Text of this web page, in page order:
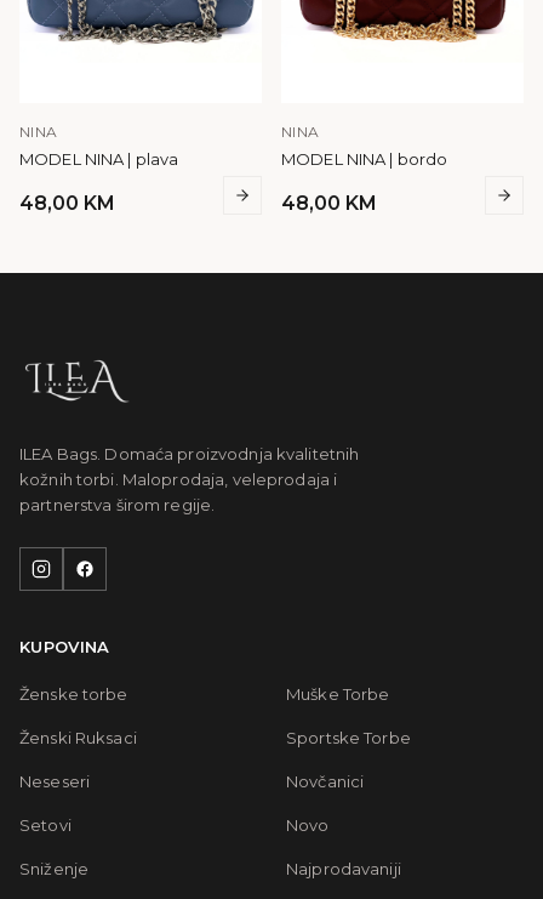
NINA
MODEL NINA | plava
48,00 KM
NINA
MODEL NINA | bordo
48,00 KM
ILEA Bags. Domaća proizvodnja kvalitetnih
kožnih torbi. Maloprodaja, veleprodaja i
partnerstva širom regije.
KUPOVINA
Ženske torbe Muške Torbe
Ženski Ruksaci Sportske Torbe
Neseseri Novčanici
Setovi Novo
Sniženje Najprodavaniji